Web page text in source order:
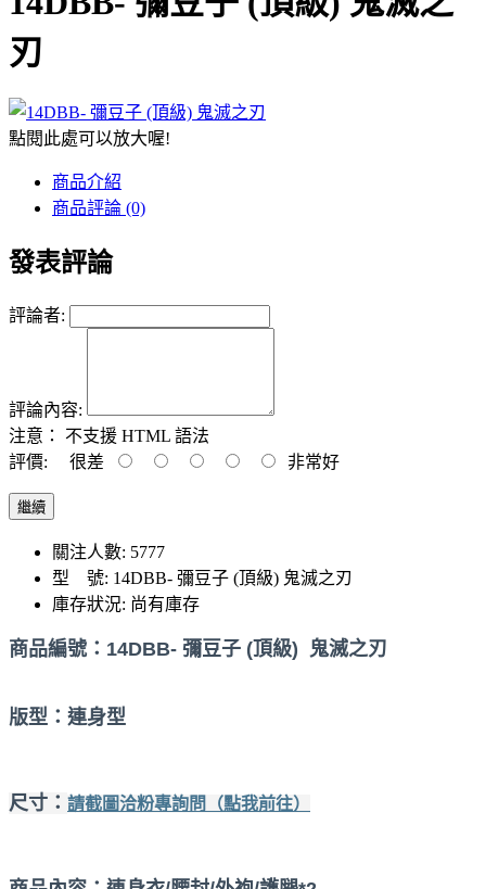
刃
點閱此處可以放大喔!
商品介紹
商品評論 (0)
發表評論
評論者:
評論內容:
注意：
不支援 HTML 語法
評價: 很差 非常好
繼續
關注人數: 5777
型 號: 14DBB- 彌豆子 (頂級) 鬼滅之刃
庫存狀況: 尚有庫存
商品編號： 14DBB- 彌豆子 (頂級) 鬼滅之刃
版型：連身型
尺寸： 請截圖洽粉專詢問（點我前往）